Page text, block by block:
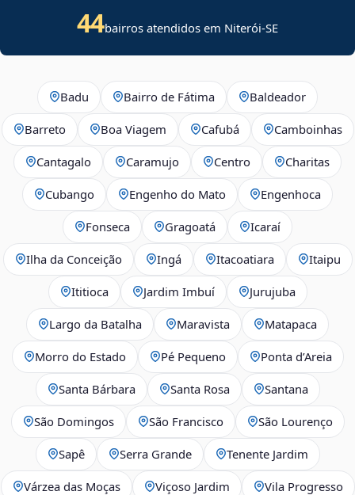
44bairros atendidos em Niterói-SE
Badu Bairro de Fátima Baldeador
Barreto Boa Viagem Cafubá Camboinhas
Cantagalo Caramujo Centro Charitas
Cubango Engenho do Mato Engenhoca
Fonseca Gragoatá Icaraí
Ilha da Conceição Ingá Itacoatiara Itaipu
Ititioca Jardim Imbuí Jurujuba
Largo da Batalha Maravista Matapaca
Morro do Estado Pé Pequeno Ponta d’Areia
Santa Bárbara Santa Rosa Santana
São Domingos São Francisco São Lourenço
Sapê Serra Grande Tenente Jardim
Várzea das Moças Viçoso Jardim Vila Progresso